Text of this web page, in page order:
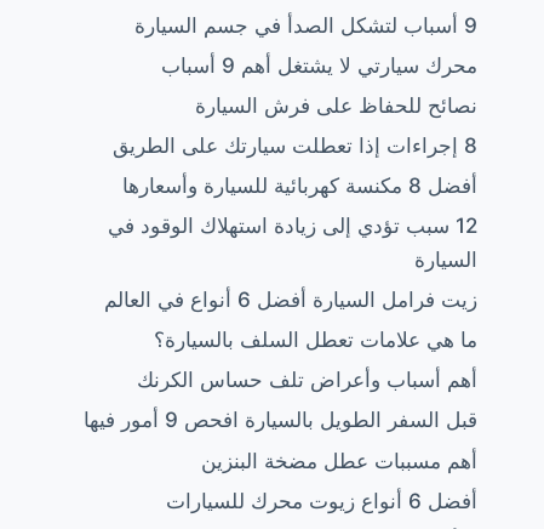
9 أسباب لتشكل الصدأ في جسم السيارة
محرك سيارتي لا يشتغل أهم 9 أسباب
نصائح للحفاظ على فرش السيارة
8 إجراءات إذا تعطلت سيارتك على الطريق
أفضل 8 مكنسة كهربائية للسيارة وأسعارها
12 سبب تؤدي إلى زيادة استهلاك الوقود في
السيارة
زيت فرامل السيارة أفضل 6 أنواع في العالم
ما هي علامات تعطل السلف بالسيارة؟
أهم أسباب وأعراض تلف حساس الكرنك
قبل السفر الطويل بالسيارة افحص 9 أمور فيها
أهم مسببات عطل مضخة البنزين
أفضل 6 أنواع زيوت محرك للسيارات